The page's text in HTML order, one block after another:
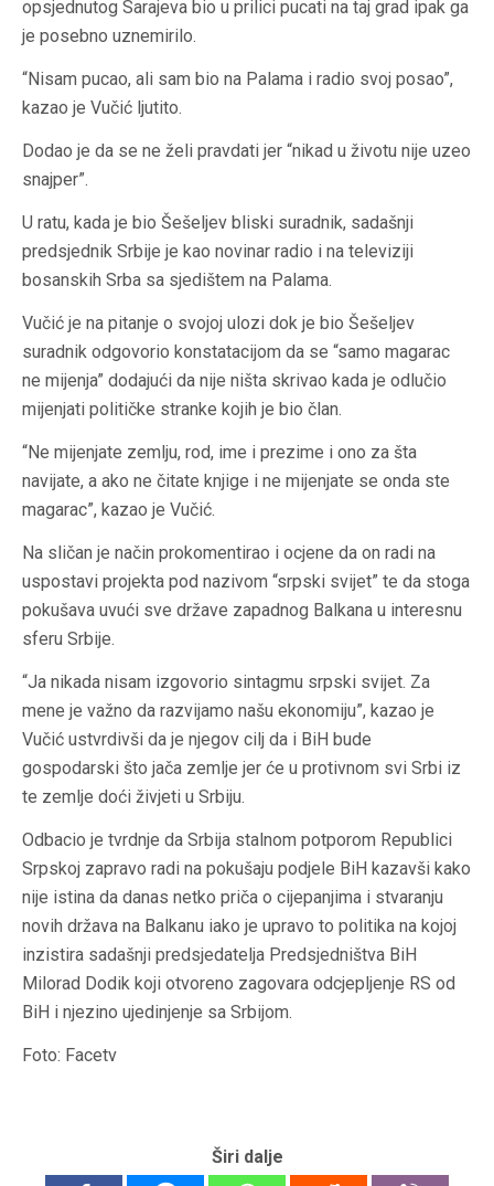
opsjednutog Sarajeva bio u prilici pucati na taj grad ipak ga
je posebno uznemirilo.
“Nisam pucao, ali sam bio na Palama i radio svoj posao”,
kazao je Vučić ljutito.
Dodao je da se ne želi pravdati jer “nikad u životu nije uzeo
snajper”.
U ratu, kada je bio Šešeljev bliski suradnik, sadašnji
predsjednik Srbije je kao novinar radio i na televiziji
bosanskih Srba sa sjedištem na Palama.
Vučić je na pitanje o svojoj ulozi dok je bio Šešeljev
suradnik odgovorio konstatacijom da se “samo magarac
ne mijenja” dodajući da nije ništa skrivao kada je odlučio
mijenjati političke stranke kojih je bio član.
“Ne mijenjate zemlju, rod, ime i prezime i ono za šta
navijate, a ako ne čitate knjige i ne mijenjate se onda ste
magarac”, kazao je Vučić.
Na sličan je način prokomentirao i ocjene da on radi na
uspostavi projekta pod nazivom “srpski svijet” te da stoga
pokušava uvući sve države zapadnog Balkana u interesnu
sferu Srbije.
“Ja nikada nisam izgovorio sintagmu srpski svijet. Za
mene je važno da razvijamo našu ekonomiju”, kazao je
Vučić ustvrdivši da je njegov cilj da i BiH bude
gospodarski što jača zemlje jer će u protivnom svi Srbi iz
te zemlje doći živjeti u Srbiju.
Odbacio je tvrdnje da Srbija stalnom potporom Republici
Srpskoj zapravo radi na pokušaju podjele BiH kazavši kako
nije istina da danas netko priča o cijepanjima i stvaranju
novih država na Balkanu iako je upravo to politika na kojoj
inzistira sadašnji predsjedatelja Predsjedništva BiH
Milorad Dodik koji otvoreno zagovara odcjepljenje RS od
BiH i njezino ujedinjenje sa Srbijom.
Foto: Facetv
Širi dalje